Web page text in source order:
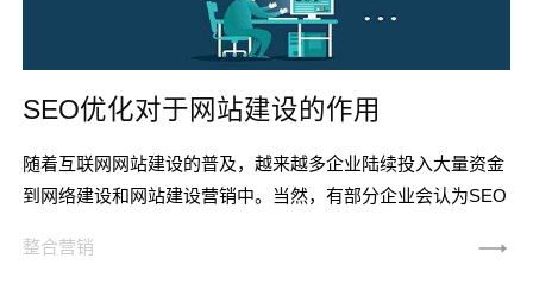
SEO优化对于网站建设的作用
随着互联网网站建设的普及，越来越多企业陆续投入大量资金
到网络建设和网站建设营销中。当然，有部分企业会认为SEO
大多数企业却认为，SEO优化的重点在于，提高网站建设在各
整合营销